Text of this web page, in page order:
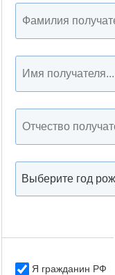
Я гражданин РФ